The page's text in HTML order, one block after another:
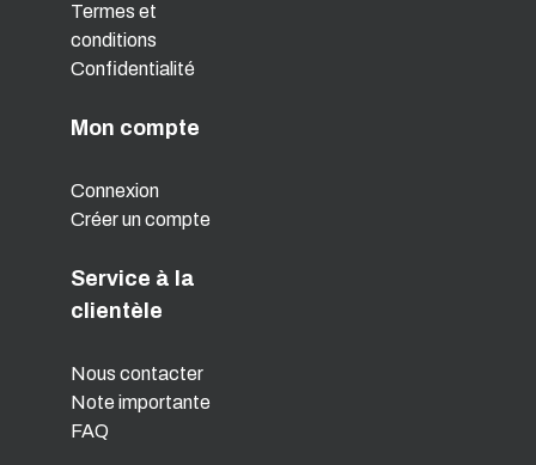
Termes et
conditions
Confidentialité
Mon compte
Connexion
Créer un compte
Service à la
clientèle
Nous contacter
Note importante
FAQ